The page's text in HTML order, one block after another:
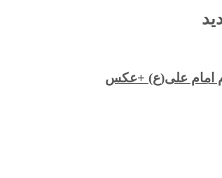
امام علی(ع) +عکس